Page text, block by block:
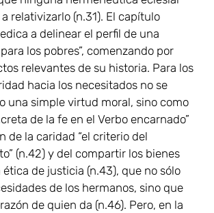
relativizarlo (n.31). El capítulo
a delinear el perfil de una
los pobres”, comenzando por
relevantes de su historia. Para los
hacia los necesitados no se
una simple virtud moral, sino como
de la fe en el Verbo encarnado”
de la caridad “el criterio del
(n.42) y del compartir los bienes
de justicia (n.43), que no sólo
de los hermanos, sino que
de quien da (n.46). Pero, en la